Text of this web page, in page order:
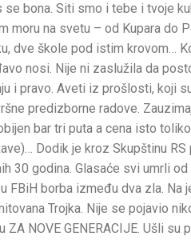
se bona. Siti smo i tebe i tvoje
moru na svetu – od Kupara do
dve škole pod istim krovom…
nosi. Nije ni zaslužila da
i pravo. Aveti iz prošlosti, koji
predizborne radove.
bar tri puta a cena isto
Dodik je kroz Skupštinu
30 godina. Glasaće svi umrli
FBiH borba između dva zla.
Trojka. Nije se pojavio
ZA NOVE GENERACIJE. Ušli